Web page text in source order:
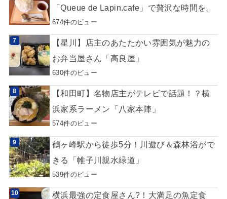
「Queue de Lapin.cafe」で贅沢な時間を。
674件のビュー
【星川】店主のあたたかい雰囲気が魅力の
お弁当屋さん「高良屋」
630件のビュー
【和田町】名物店主がテレビで話題！？横
浜家系ラーメン「八家本陣」
574件のビュー
鶴ヶ峰駅から徒歩5分！川遊び＆森林浴がで
きる「帷子川親水緑道」
539件のビュー
横浜最強の定食屋さん?！大満足の魚定食